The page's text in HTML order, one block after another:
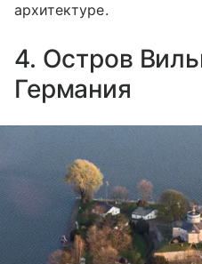
архитектуре.
4. Остров
Германия